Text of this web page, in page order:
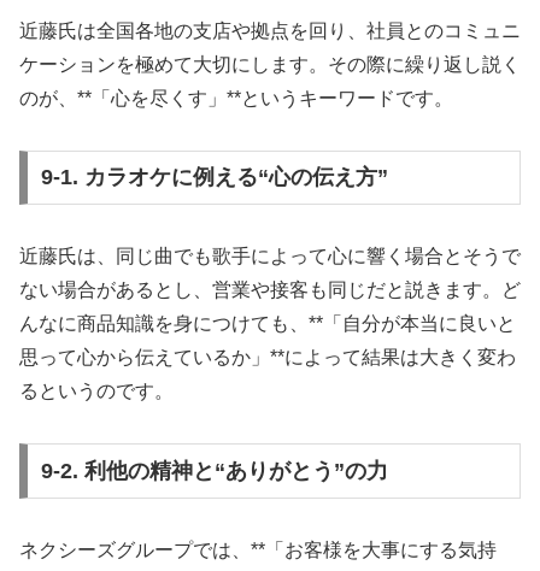
近藤氏は全国各地の支店や拠点を回り、社員とのコミュニ
ケーションを極めて大切にします。その際に繰り返し説く
のが、**「心を尽くす」**というキーワードです。
9-1. カラオケに例える“心の伝え方”
近藤氏は、同じ曲でも歌手によって心に響く場合とそうで
ない場合があるとし、営業や接客も同じだと説きます。ど
んなに商品知識を身につけても、**「自分が本当に良いと
思って心から伝えているか」**によって結果は大きく変わ
るというのです。
9-2. 利他の精神と“ありがとう”の力
ネクシーズグループでは、**「お客様を大事にする気持